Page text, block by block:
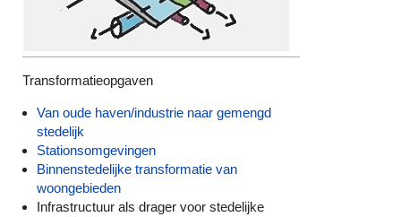
Transformatieopgaven
Van oude haven/industrie naar gemengd
stedelijk
Stationsomgevingen
Binnenstedelijke transformatie van
woongebieden
Infrastructuur als drager voor stedelijke